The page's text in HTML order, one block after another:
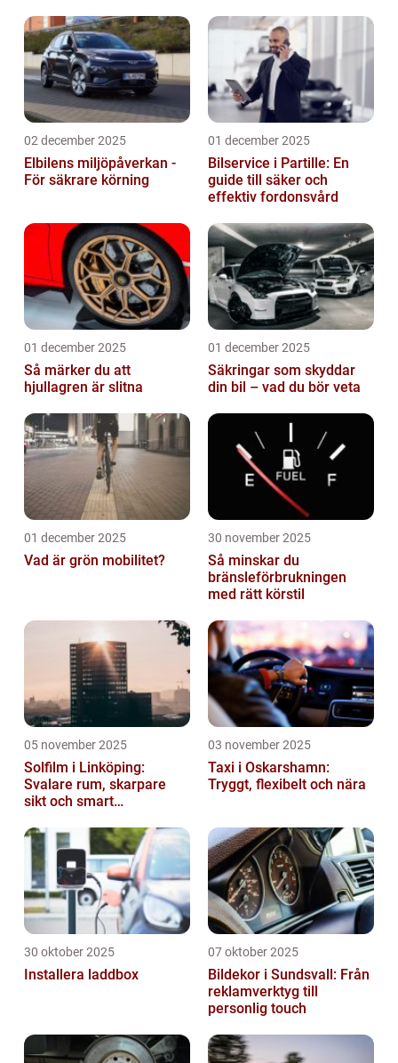
02 december 2025
Elbilens miljöpåverkan -
För säkrare körning
01 december 2025
Bilservice i Partille: En
guide till säker och
effektiv fordonsvård
01 december 2025
Så märker du att
hjullagren är slitna
01 december 2025
Säkringar som skyddar
din bil – vad du bör veta
01 december 2025
Vad är grön mobilitet?
30 november 2025
Så minskar du
bränsleförbrukningen
med rätt körstil
05 november 2025
Solfilm i Linköping:
Svalare rum, skarpare
sikt och smart
03 november 2025
Taxi i Oskarshamn:
Tryggt, flexibelt och nära
30 oktober 2025
Installera laddbox
07 oktober 2025
Bildekor i Sundsvall: Från
reklamverktyg till
personlig touch